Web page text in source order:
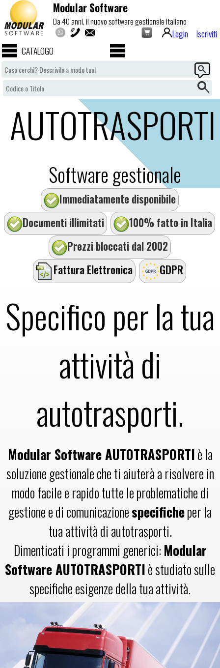
Modular Software
Da 40 anni, il nuovo software gestionale italiano
Login
Iscriviti
CATALOGO
AUTOTRASPORTI
Software gestionale
Immediatamente disponibile
Documenti illimitati
100% fatto in Italia
Prezzi bloccati dal 2002
Fattura Elettronica
GDPR
Specifico per la tua
attività di
autotrasporti.
Modular Software AUTOTRASPORTIè la
soluzione gestionale che ti aiuterà a risolvere in
modo facile e rapido tutte le problematiche di
gestione e di comunicazionespecificheper la
tua attività di autotrasporti.
Dimenticati i programmi generici: Modular
Software AUTOTRASPORTIè studiato sulle
specifiche esigenze della tua attività.